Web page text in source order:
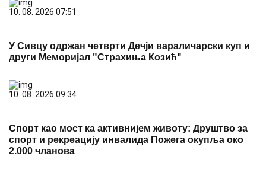
10. 08. 2026 07:51
У Сивцу одржан четврти Дечји вараличарски куп и
други Меморијал "Страхиња Козић"
10. 08. 2026 09:34
Спорт као мост ка активнијем животу: Друштво за
спорт и рекреацију инвалида Пожега окупља око
2.000 чланова